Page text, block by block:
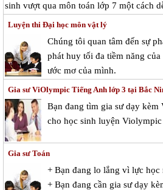
sinh vượt qua môn toán lớp 7 một cách
Luyện thi Đại học môn vật lý
Chúng tôi quan tâm đến sự
phát huy tối đa tiềm năng
ước mơ của mình.
Gia sư ViOlympic Tiếng Anh lớp 3 tại Bắc
Bạn đang tìm gia sư dạy
cho học sinh luyện
Gia sư Toán
+ Bạn đang lo lắng vì lực học
+ Bạn đang cần gia sư dạy